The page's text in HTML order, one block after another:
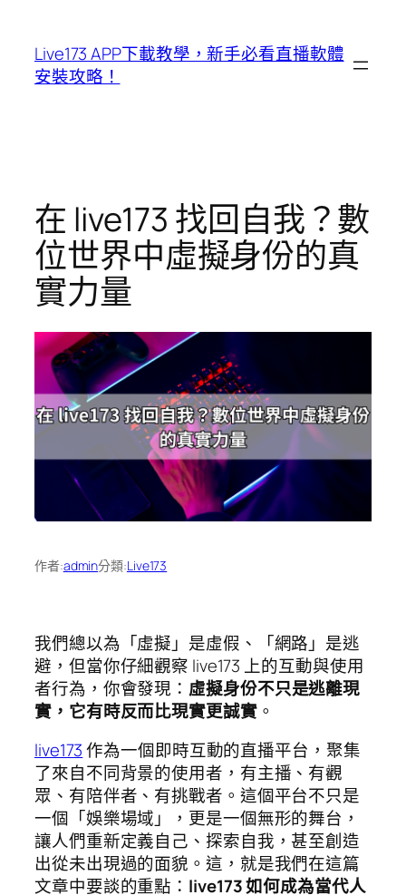
Live173 APP下載教學，新手必看直播軟體
安裝攻略！
在 live173 找回自我？數
位世界中虛擬身份的真
實力量
作者:admin分類:Live173
我們總以為「虛擬」是虛假、「網路」是逃
避，但當你仔細觀察 live173 上的互動與使用
者行為，你會發現： 虛擬身份不只是逃離現
實，它有時反而比現實更誠實。
live173作為一個即時互動的直播平台，聚集
了來自不同背景的使用者，有主播、有觀
眾、有陪伴者、有挑戰者。這個平台不只是
一個「娛樂場域」，更是一個無形的舞台，
讓人們重新定義自己、探索自我，甚至創造
出從未出現過的面貌。這，就是我們在這篇
文章中要談的重點： live173 如何成為當代人